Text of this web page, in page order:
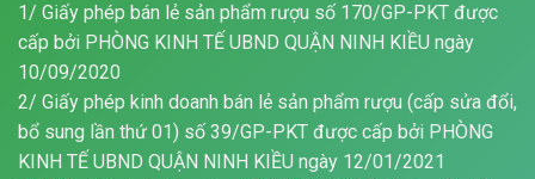
1/ Giấy phép bán lẻ sản phẩm rượu số 170/GP-PKT được
cấp bởi PHÒNG KINH TẾ UBND QUẬN NINH KIỀU ngày
10/09/2020
2/ Giấy phép kinh doanh bán lẻ sản phẩm rượu (cấp sửa đổi,
bổ sung lần thứ 01) số 39/GP-PKT được cấp bởi PHÒNG
KINH TẾ UBND QUẬN NINH KIỀU ngày 12/01/2021